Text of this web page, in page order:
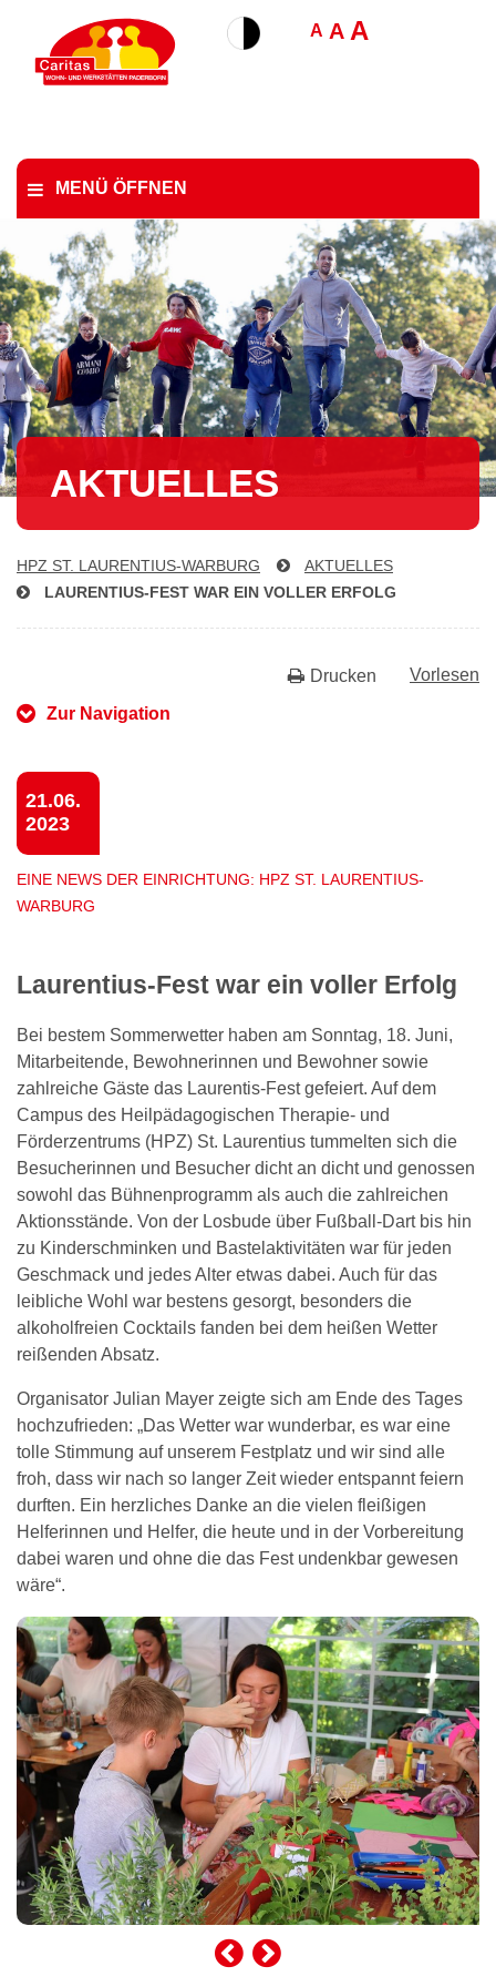
A A A
MENÜ ÖFFNEN
AKTUELLES
HPZ ST. LAU­REN­TI­US-WAR­BURG
AKTUELLES
LAU­REN­TI­US-FEST WAR EIN VOLLER ERFOLG
Vorlesen
Drucken
Zur Navigation
21.06.
2023
EINE NEWS DER EINRICHTUNG: HPZ ST. LAURENTIUS-
WARBURG
Laurentius-Fest war ein voller Erfolg
Bei bestem Sommerwetter haben am Sonntag, 18. Juni,
Mitarbeitende, Bewohnerinnen und Bewohner sowie
zahlreiche Gäste das Laurentis-Fest gefeiert. Auf dem
Campus des Heilpädagogischen Therapie- und
Förderzentrums (HPZ) St. Laurentius tummelten sich die
Besucherinnen und Besucher dicht an dicht und genossen
sowohl das Bühnenprogramm als auch die zahlreichen
Aktionsstände. Von der Losbude über Fußball-Dart bis hin
zu Kinderschminken und Bastelaktivitäten war für jeden
Geschmack und jedes Alter etwas dabei. Auch für das
leibliche Wohl war bestens gesorgt, besonders die
alkoholfreien Cocktails fanden bei dem heißen Wetter
reißenden Absatz.
Organisator Julian Mayer zeigte sich am Ende des Tages
hochzufrieden: „Das Wetter war wunderbar, es war eine
tolle Stimmung auf unserem Festplatz und wir sind alle
froh, dass wir nach so langer Zeit wieder entspannt feiern
durften. Ein herzliches Danke an die vielen fleißigen
Helferinnen und Helfer, die heute und in der Vorbereitung
dabei waren und ohne die das Fest undenkbar gewesen
wäre“.